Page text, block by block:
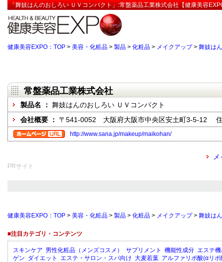
「舞妓はんのおしろい ＵＶコンパクト」:常盤薬品工業株式会社【健康美容
健康美容EXPO：TOP > 美容・化粧品 > 製品 > 化粧品 > メイクアップ> 舞妓は
常盤薬品工業株式会社
製品名 ： 舞妓はんのおしろい ＵＶコンパクト
会社概要 ： 〒541-0052 大阪府大阪市中央区安土町3-5-12
http://www.sana.jp/makeup/maikohan/
PRサイト
健康美容EXPO：TOP > 美容・化粧品 > 製品 > 化粧品 > メイクアップ> 舞妓は
■注目カテゴリ・コンテンツ
スキンケア 男性化粧品（メンズコスメ） サプリメント 機能性成分 エステ
ゲン ダイエット エステ・サロン・スパ向け 大麦若葉 アルファリポ酸(αリポ